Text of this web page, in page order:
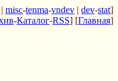
| misc-tenma-vndev | dev-stat]
-Каталог-RSS] [Главная]